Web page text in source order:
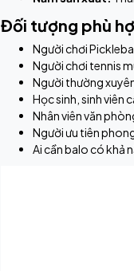
Đối tượng phù
Người chơi
Người chơi tennis
Người thường
Học sinh, sinh viên
Nhân viên văn
Người ưu tiên
Ai cần balo có khả